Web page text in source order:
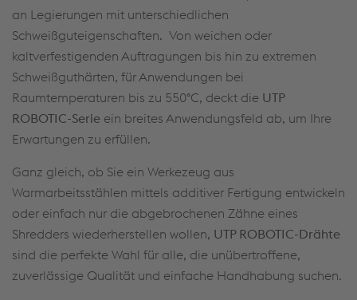
an Legierungen mit unterschiedlichen
Schweißguteigenschaften. Von weichen oder
kaltverfestigenden Auftragungen bis hin zu extremen
Schweißguthärten, für Anwendungen bei
Raumtemperaturen bis zu 550°C, deckt die UTP
ROBOTIC-Serie ein breites Anwendungsfeld ab, um Ihre
Erwartungen zu erfüllen.
Ganz gleich, ob Sie ein Werkezeug aus
Warmarbeitsstählen mittels additiver Fertigung entwickeln
oder einfach nur die abgebrochenen Zähne eines
Shredders wiederherstellen wollen, UTP ROBOTIC-Drähte
sind die perfekte Wahl für alle, die unübertroffene,
zuverlässige Qualität und einfache Handhabung suchen.